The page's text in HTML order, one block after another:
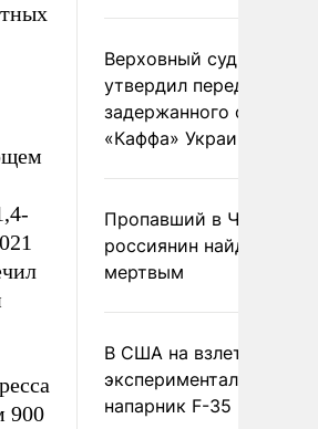
900
Верховный суд Швеции
утвердил передачу
задержанного
«Каффа» Украине
Пропавший в
россиянин найден
мертвым
В США на взлете
экспериментальный
напарник F-35